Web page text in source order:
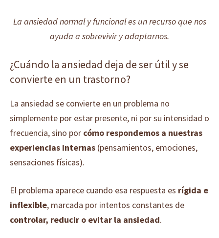
La ansiedad normal y funcional es un recurso que nos
ayuda a sobrevivir y adaptarnos.
¿Cuándo la ansiedad deja de ser útil y se
convierte en un trastorno?
La ansiedad se convierte en un problema no
simplemente por estar presente, ni por su intensidad o
frecuencia, sino por cómo respondemos a nuestras
experiencias internas (pensamientos, emociones,
sensaciones físicas).
El problema aparece cuando esa respuesta es rígida e
inflexible, marcada por intentos constantes de
controlar, reducir o evitar la ansiedad.